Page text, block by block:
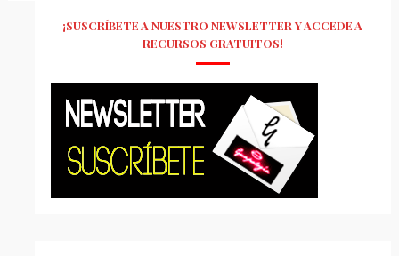
¡SUSCRÍBETE A NUESTRO NEWSLETTER Y ACCEDE A
RECURSOS GRATUITOS!